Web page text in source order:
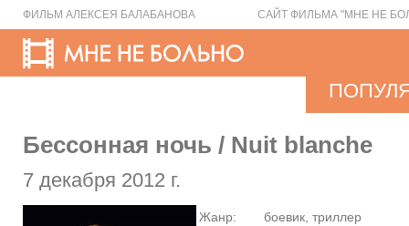
ФИЛЬМ АЛЕКСЕЯ БАЛАБАНОВА САЙТ ФИЛЬМА "МНЕ НЕ
Бессонная ночь / Nuit blanche
7 декабря 2012 г.
Жанр:
боевик, триллер